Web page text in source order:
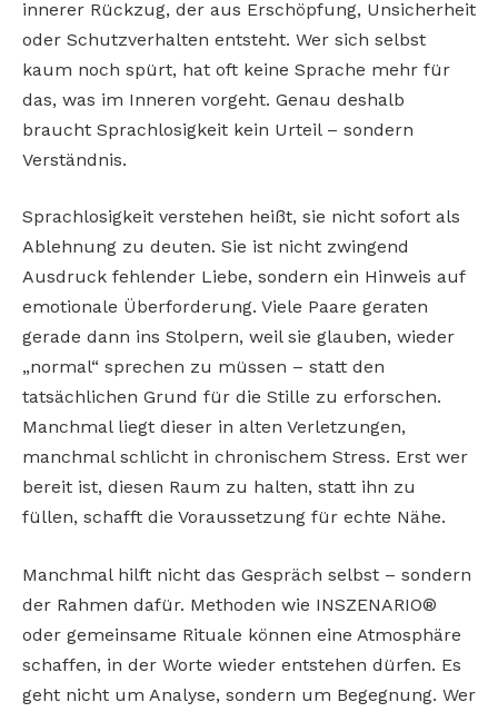
innerer Rückzug, der aus Erschöpfung, Unsicherheit
oder Schutzverhalten entsteht. Wer sich selbst
kaum noch spürt, hat oft keine Sprache mehr für
das, was im Inneren vorgeht. Genau deshalb
braucht Sprachlosigkeit kein Urteil – sondern
Verständnis.
Sprachlosigkeit verstehen heißt, sie nicht sofort als
Ablehnung zu deuten. Sie ist nicht zwingend
Ausdruck fehlender Liebe, sondern ein Hinweis auf
emotionale Überforderung. Viele Paare geraten
gerade dann ins Stolpern, weil sie glauben, wieder
„normal“ sprechen zu müssen – statt den
tatsächlichen Grund für die Stille zu erforschen.
Manchmal liegt dieser in alten Verletzungen,
manchmal schlicht in chronischem Stress. Erst wer
bereit ist, diesen Raum zu halten, statt ihn zu
füllen, schafft die Voraussetzung für echte Nähe.
Manchmal hilft nicht das Gespräch selbst – sondern
der Rahmen dafür. Methoden wie INSZENARIO®
oder gemeinsame Rituale können eine Atmosphäre
schaffen, in der Worte wieder entstehen dürfen. Es
geht nicht um Analyse, sondern um Begegnung. Wer